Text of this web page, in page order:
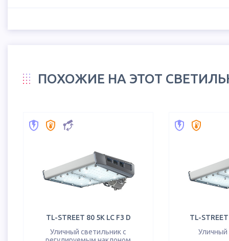
ПОХОЖИЕ НА ЭТОТ
TL-STREET 80 5K LC F3 D
Уличный светильник с
TL-
Уличный